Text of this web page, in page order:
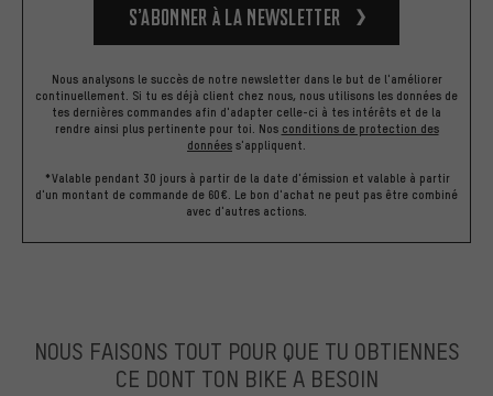
S’abonner à la newsletter
Nous analysons le succès de notre newsletter dans le but de l'améliorer
continuellement. Si tu es déjà client chez nous, nous utilisons les données de
tes dernières commandes afin d'adapter celle-ci à tes intérêts et de la
rendre ainsi plus pertinente pour toi. Nos conditions de protection des
données s'appliquent.
*Valable pendant 30 jours à partir de la date d'émission et valable à partir
d'un montant de commande de 60€. Le bon d'achat ne peut pas être combiné
avec d'autres actions.
NOUS FAISONS TOUT POUR QUE TU OBTIENNES
CE DONT TON BIKE A BESOIN